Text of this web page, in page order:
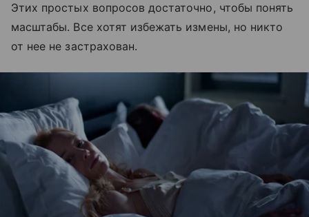
Этих простых вопросов достаточно, чтобы понять
масштабы. Все хотят избежать измены, но никто
от нее не застрахован.